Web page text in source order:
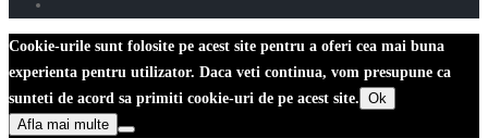
Cookie-urile sunt folosite pe acest site pentru a oferi cea mai buna
experienta pentru utilizator. Daca veti continua, vom presupune ca
sunteti de acord sa primiti cookie-uri de pe acest site. Ok
Afla mai multe